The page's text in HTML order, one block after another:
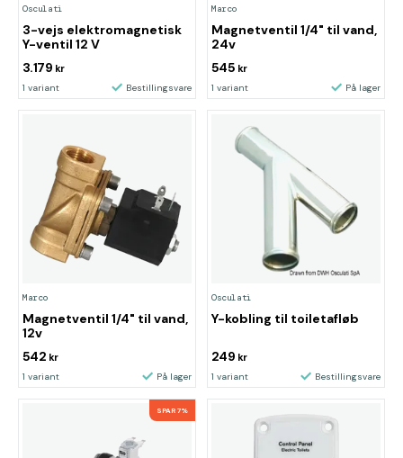
Osculati
3-vejs elektromagnetisk
Y-ventil 12 V
3.179 kr
1 variant Bestillingsvare
Marco
Magnetventil 1/4" til vand,
24v
545 kr
1 variant På lager
Marco
Magnetventil 1/4" til vand,
12v
542 kr
1 variant På lager
Osculati
Y-kobling til toiletafløb
249 kr
1 variant Bestillingsvare
SPAR 7%